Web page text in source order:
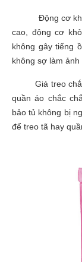
Động cơ
cao, động cơ
không gây tiếng
không sợ làm
Giá treo
quần áo chắc
bảo tủ không bị
để treo tã hay